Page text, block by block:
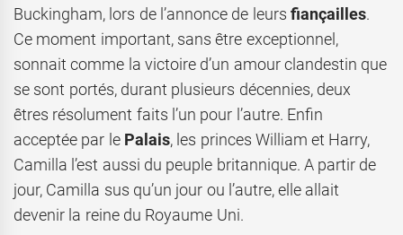
Buckingham, lors de l’annonce de leurs fiançailles.
Ce moment important, sans être exceptionnel,
sonnait comme la victoire d’un amour clandestin que
se sont portés, durant plusieurs décennies, deux
êtres résolument faits l’un pour l’autre. Enfin
acceptée par lePalais, les princes William et Harry,
Camilla l’est aussi du peuple britannique. A partir de
jour, Camilla sus qu’un jour ou l’autre, elle allait
devenir la reine du Royaume Uni.